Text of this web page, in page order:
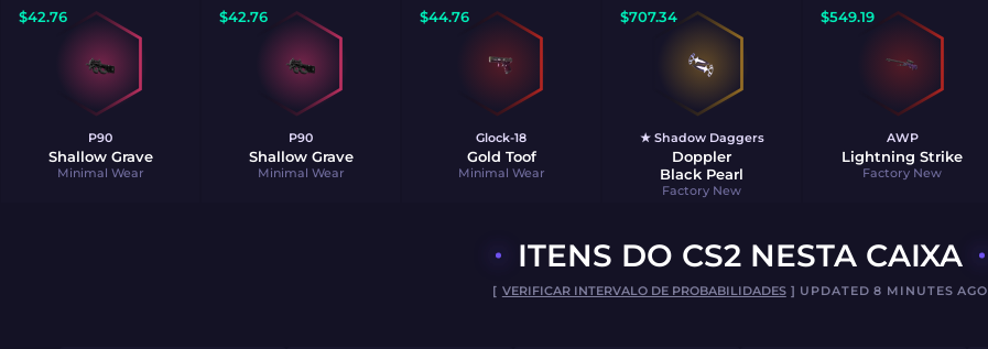
$42.76
P90
Shallow Grave
Minimal Wear
$42.76
P90
Shallow Grave
Minimal Wear
$44.76
Glock-18
Gold Toof
Minimal Wear
$707.34
★ Shadow Daggers
Doppler
Black Pearl
Factory New
$549.19
AWP
Lightning Strike
Factory New
ITENS DO CS2 NESTA CAIXA
[ VERIFICAR INTERVALO DE PROBABILIDADES] UPDATED 8 MINUTES AGO